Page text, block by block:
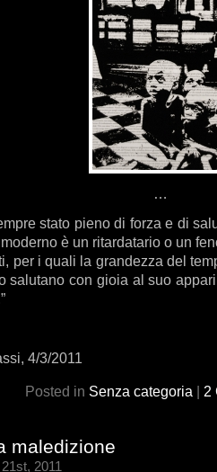
…
stato pieno di forza e di
è un ritardatario o un
per i quali la grandezza del
salutano con gioia al suo
4/3/2011
Posted in Senza categoria | 2
maledizione
2011